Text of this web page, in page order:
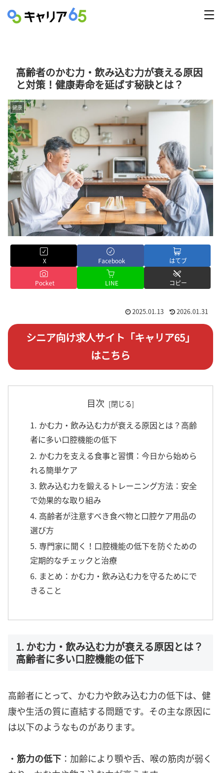
高齢者のかむ力・飲み込む力が衰える原因
と対策！健康寿命を延ばす秘訣とは？
健康
X Facebook はてブ
Pocket LINE コピー
2025.01.13 2026.01.31
シニア向け求人サイト「キャリア65」
はこちら
目次
1. かむ力・飲み込む力が衰える原因とは？高齢
者に多い口腔機能の低下
2. かむ力を支える食事と習慣：今日から始めら
れる簡単ケア
3. 飲み込む力を鍛えるトレーニング方法：安全
で効果的な取り組み
4. 高齢者が注意すべき食べ物と口腔ケア用品の
選び方
5. 専門家に聞く！口腔機能の低下を防ぐための
定期的なチェックと治療
6. まとめ：かむ力・飲み込む力を守るためにで
きること
1. かむ力・飲み込む力が衰える原因とは？
高齢者に多い口腔機能の低下
高齢者にとって、かむ力や飲み込む力の低下は、健
康や生活の質に直結する問題です。その主な原因に
は以下のようなものがあります。
・ 筋力の低下 ：加齢により顎や舌、喉の筋肉が弱く